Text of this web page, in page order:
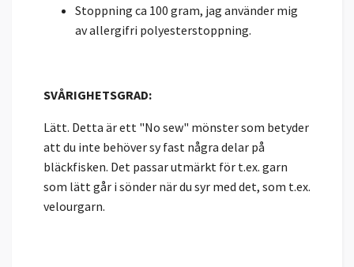
Stoppning ca 100 gram, jag använder mig
av allergifri polyesterstoppning.
SVÅRIGHETSGRAD:
Lätt. Detta är ett "No sew" mönster som betyder
att du inte behöver sy fast några delar på
bläckfisken. Det passar utmärkt för t.ex. garn
som lätt går i sönder när du syr med det, som t.ex.
velourgarn.